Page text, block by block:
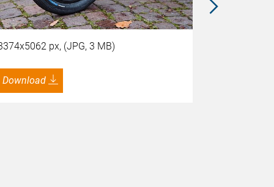
px, (JPG, 3 MB)
Download